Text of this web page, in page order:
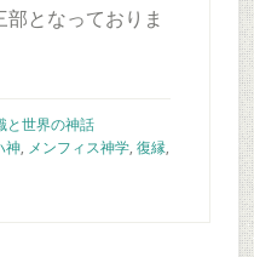
となっておりま
と世界の神話
神, メンフィス神学, 復縁,